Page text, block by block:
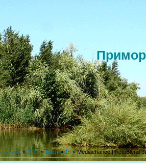
Главная»2013 » Март » 15» Mediachance PhotoBlend